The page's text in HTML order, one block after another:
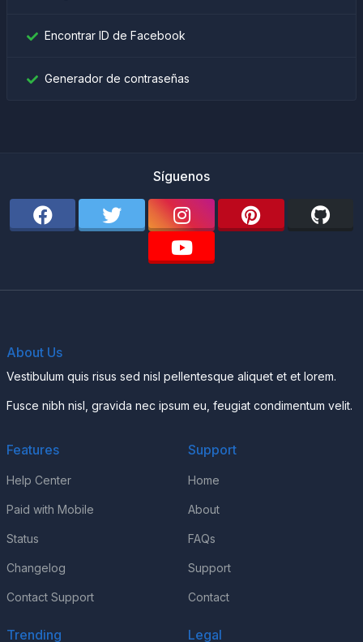
Encontrar ID de Facebook
Generador de contraseñas
Síguenos
About Us
Vestibulum quis risus sed nisl pellentesque aliquet et et lorem.
Fusce nibh nisl, gravida nec ipsum eu, feugiat condimentum velit.
Features
Help Center
Paid with Mobile
Status
Changelog
Contact Support
Support
Home
About
FAQs
Support
Contact
Trending Legal